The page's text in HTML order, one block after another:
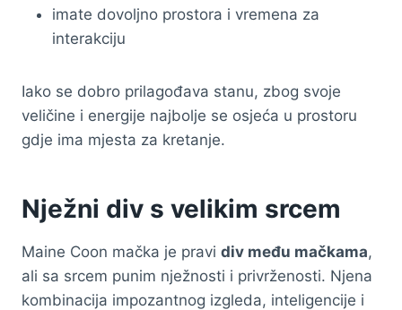
imate dovoljno prostora i vremena za
interakciju
Iako se dobro prilagođava stanu, zbog svoje
veličine i energije najbolje se osjeća u prostoru
gdje ima mjesta za kretanje.
Nježni div s velikim srcem
Maine Coon mačka je pravi div među mačkama,
ali sa srcem punim nježnosti i privrženosti. Njena
kombinacija impozantnog izgleda, inteligencije i